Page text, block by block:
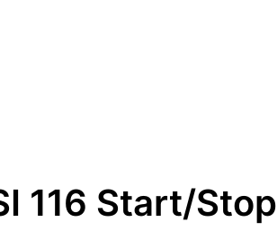
116 Start/Stop